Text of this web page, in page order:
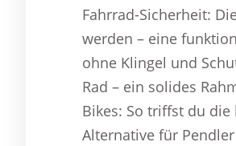
Fahrrad-Sicherheit:
werden – eine
ohne Klingel und
Rad – ein solides
Bikes: So triffst du
Alternative für